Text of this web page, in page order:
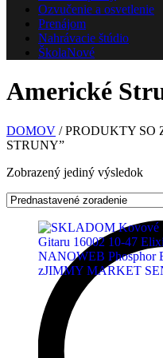
Ozvučenie a osvetlenie
Prenájom
Nahrávacie štúdio
ŠkolaNové
Americké
DOMOV / PRODUKTY SO
STRUNY”
Zobrazený jediný výsledok